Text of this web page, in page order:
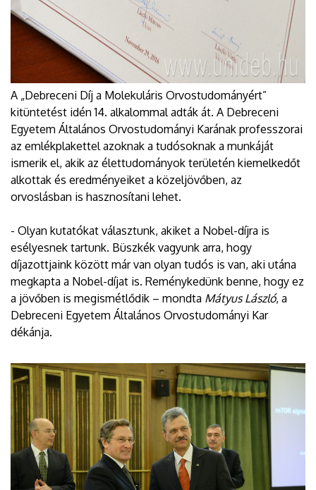
A „Debreceni Díj a Molekuláris Orvostudományért”
kitüntetést idén 14. alkalommal adták át. A Debreceni
Egyetem Általános Orvostudományi Karának professzorai
az emlékplakettel azoknak a tudósoknak a munkáját
ismerik el, akik az élettudományok területén kiemelkedőt
alkottak és eredményeiket a közeljövőben, az
orvoslásban is hasznosítani lehet.
- Olyan kutatókat választunk, akiket a Nobel-díjra is
esélyesnek tartunk. Büszkék vagyunk arra, hogy
díjazottjaink között már van olyan tudós is van, aki utána
megkapta a Nobel-díjat is. Reménykedünk benne, hogy ez
a jövőben is megismétlődik – mondta Mátyus László, a
Debreceni Egyetem Általános Orvostudományi Kar
dékánja.